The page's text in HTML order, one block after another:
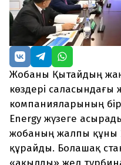
Жобаны Қытайдың
көздері саласындағы
компанияларының
Energy жүзеге
жобаның жалпы құны
құрайды. Болашақ